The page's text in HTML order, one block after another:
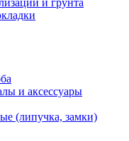
и грунта
и аксессуары
(липучка, замки)